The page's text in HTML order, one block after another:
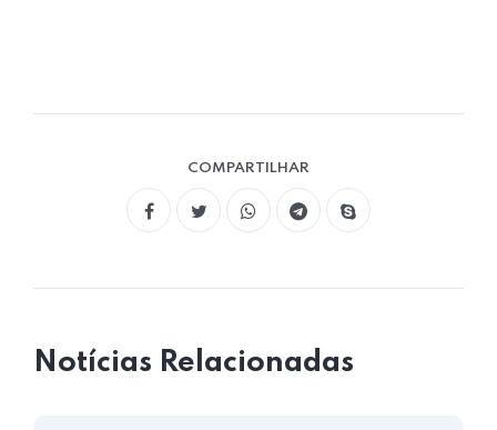
COMPARTILHAR
Notícias Relacionadas